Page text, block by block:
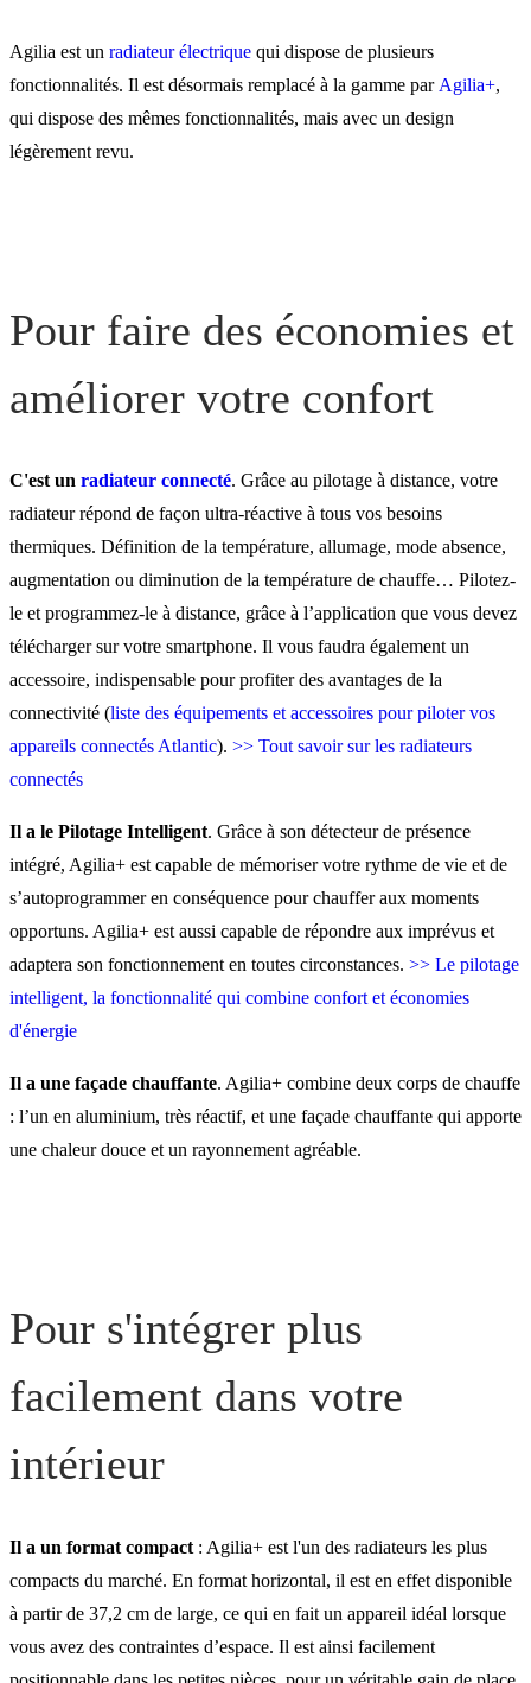
améliorer votre confort
Pour s'intégrer plus
Pour vous aider
Agilia est un radiateur électrique qui dispose de plusieurs
fonctionnalités. Il est désormais remplacé à la gamme par Agilia+,
qui dispose des mêmes fonctionnalités, mais avec un design
légèrement revu.
Pour faire des économies et
améliorer votre confort
C'est un radiateur connecté. Grâce au pilotage à distance, votre
radiateur répond de façon ultra-réactive à tous vos besoins
thermiques. Définition de la température, allumage, mode absence,
augmentation ou diminution de la température de chauffe… Pilotez-
le et programmez-le à distance, grâce à l’application que vous devez
télécharger sur votre smartphone. Il vous faudra également un
accessoire, indispensable pour profiter des avantages de la
connectivité (liste des équipements et accessoires pour piloter vos
appareils connectés Atlantic). >> Tout savoir sur les radiateurs
connectés
Il a le Pilotage Intelligent. Grâce à son détecteur de présence
intégré, Agilia+ est capable de mémoriser votre rythme de vie et de
s’autoprogrammer en conséquence pour chauffer aux moments
opportuns. Agilia+ est aussi capable de répondre aux imprévus et
adaptera son fonctionnement en toutes circonstances. >> Le pilotage
intelligent, la fonctionnalité qui combine confort et économies
d'énergie
Il a une façade chauffante. Agilia+ combine deux corps de chauffe
: l’un en aluminium, très réactif, et une façade chauffante qui apporte
une chaleur douce et un rayonnement agréable.
Pour s'intégrer plus
facilement dans votre
intérieur
Il a un format compact : Agilia+ est l'un des radiateurs les plus
compacts du marché. En format horizontal, il est en effet disponible
à partir de 37,2 cm de large, ce qui en fait un appareil idéal lorsque
vous avez des contraintes d’espace. Il est ainsi facilement